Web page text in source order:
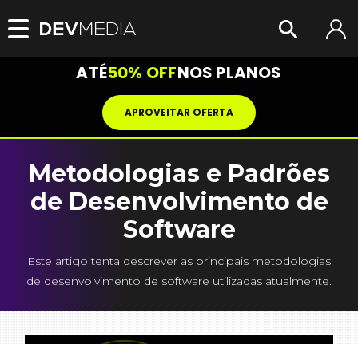
ATÉ50% OFFNOS PLANOS
APROVEITAR OFERTA
Metodologias e Padrões
de Desenvolvimento de
Software
Este artigo tenta descrever as principais metodologias
de desenvolvimento de software utilizadas atualmente.